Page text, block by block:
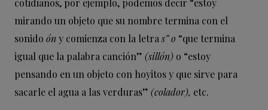
cotidianos, por ejemplo, podemos decir “estoy
mirando un objeto que su nombre termina con el
sonido óny comienza con la letras” o “que termina
igual que la palabra canción” (sillón) o “estoy
pensando en un objeto con hoyitos y que sirve para
sacarle el agua a las verduras” (colador), etc.